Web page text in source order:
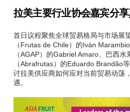
拉美主要行业协会嘉宾分
首日议程聚焦全球贸易格局与市场展
（Frutas de Chile）的Iván
（AGAP）的Gabriel Amaro、巴西
（Abrafrutas）的Eduardo Brandão
讨拉美供应商如何应对当前贸易动荡
遇。